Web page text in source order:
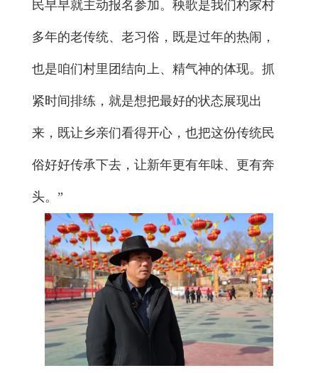
民早早就主动报名参加。秧歌是我们杓家村
多年的老传统、老习俗，既是过年的热闹，
也是咱们村里团结向上、精气神的体现。抓
紧时间排练，就是想把最好的状态展现出
来，既让乡亲们看得开心，也把这份传统民
俗好好传承下去，让新年更有年味、更有奔
头。”